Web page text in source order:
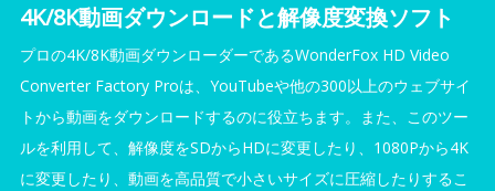
4K/8K動画ダウンロードと解像度変換ソフト
プロの4K/8K動画ダウンローダーであるWonderFox HD Video
Converter Factory Proは、YouTubeや他の300以上のウェブサイ
トから動画をダウンロードするのに役立ちます。また、このツー
ルを利用して、解像度をSDからHDに変更したり、1080Pから4K
に変更したり、動画を高品質で小さいサイズに圧縮したりするこ